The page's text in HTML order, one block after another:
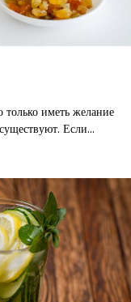
иметь желание
Если…